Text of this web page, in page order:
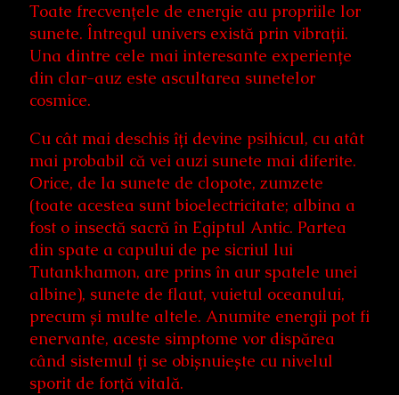
Toate frecvențele de energie au propriile lor
sunete. Întregul univers există prin vibrații.
Una dintre cele mai interesante experiențe
din clar-auz este ascultarea sunetelor
cosmice.
Cu cât mai deschis îți devine psihicul, cu atât
mai probabil că vei auzi sunete mai diferite.
Orice, de la sunete de clopote, zumzete
(toate acestea sunt bioelectricitate; albina a
fost o insectă sacră în Egiptul Antic. Partea
din spate a capului de pe sicriul lui
Tutankhamon, are prins în aur spatele unei
albine), sunete de flaut, vuietul oceanului,
precum și multe altele. Anumite energii pot fi
enervante, aceste simptome vor dispărea
când sistemul ți se obișnuiește cu nivelul
sporit de forță vitală.